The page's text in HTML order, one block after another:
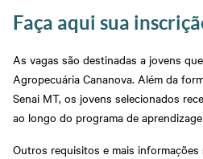
Faça aqui sua
As vagas são destinadas a jovens
Agropecuária Cananova. Além da
Senai MT, os jovens selecionados
ao longo do programa de
Outros requisitos e mais informações